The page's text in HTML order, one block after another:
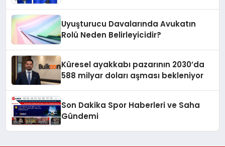
Uyuşturucu Davalarında Avukatın
Rolü Neden Belirleyicidir?
Küresel ayakkabı pazarının 2030’da
588 milyar doları aşması bekleniyor
Son Dakika Spor Haberleri ve Saha
Gündemi